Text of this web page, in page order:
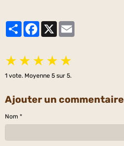
PartagerFacebook
X
★ ★ ★ ★ ★
1 vote. Moyenne 5 sur 5.
Ajouter un commentaire
Nom